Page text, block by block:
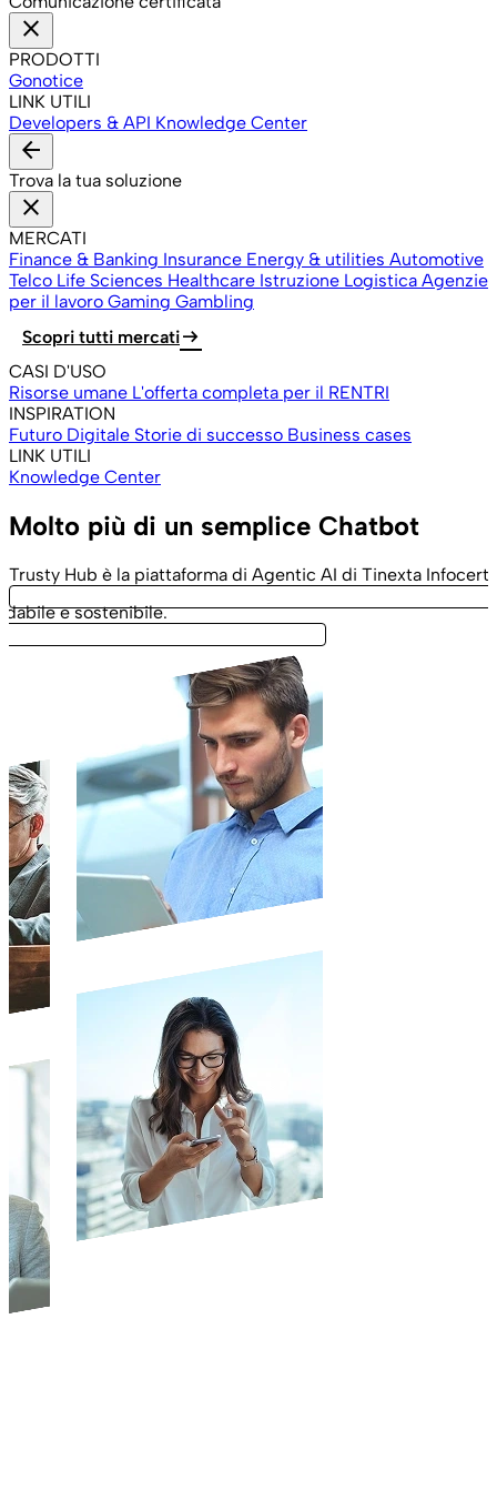
close
PRODOTTI
Gonotice
LINK UTILI
Developers & API Knowledge Center
arrow_back
Trova la tua soluzione
close
MERCATI
Finance & Banking Insurance Energy & utilities Automotive
Telco Life Sciences Healthcare Istruzione Logistica Agenzie
per il lavoro Gaming Gambling
Scopri tutti mercatiarrow_right_alt
CASI D'USO
Risorse umane L'offerta completa per il RENTRI
INSPIRATION
Futuro Digitale Storie di successo Business cases
LINK UTILI
Knowledge Center
e sostenibile.
Molto più di un semplice Chatbot
Trusty Hub è la piattaforma di Agentic AI di Tinexta